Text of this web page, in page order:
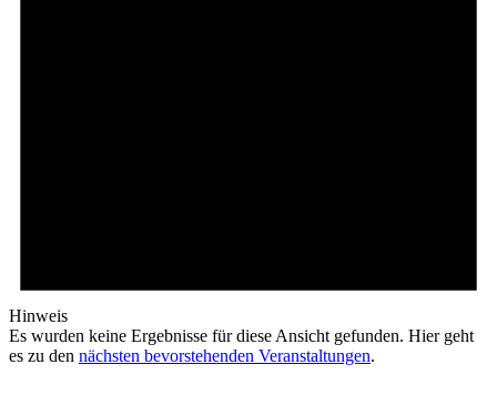
Hinweis
Es wurden keine Ergebnisse für diese Ansicht gefunden. Hier geht
es zu den nächsten bevorstehenden Veranstaltungen.